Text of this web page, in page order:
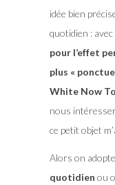
idée bien
quotidien :
pour l’effet
plus «
White Now
nous
ce petit objet
Alors on adopte
quotidien ou